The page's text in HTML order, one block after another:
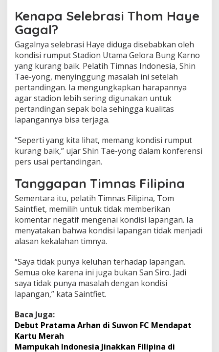
Kenapa Selebrasi Thom Haye
Gagal?
Gagalnya selebrasi Haye diduga disebabkan oleh
kondisi rumput Stadion Utama Gelora Bung Karno
yang kurang baik. Pelatih Timnas Indonesia, Shin
Tae-yong, menyinggung masalah ini setelah
pertandingan. Ia mengungkapkan harapannya
agar stadion lebih sering digunakan untuk
pertandingan sepak bola sehingga kualitas
lapangannya bisa terjaga.
“Seperti yang kita lihat, memang kondisi rumput
kurang baik,” ujar Shin Tae-yong dalam konferensi
pers usai pertandingan.
Tanggapan Timnas Filipina
Sementara itu, pelatih Timnas Filipina, Tom
Saintfiet, memilih untuk tidak memberikan
komentar negatif mengenai kondisi lapangan. Ia
menyatakan bahwa kondisi lapangan tidak menjadi
alasan kekalahan timnya.
“Saya tidak punya keluhan terhadap lapangan.
Semua oke karena ini juga bukan San Siro. Jadi
saya tidak punya masalah dengan kondisi
lapangan,” kata Saintfiet.
Baca Juga:
Debut Pratama Arhan di Suwon FC Mendapat
Kartu Merah
Mampukah Indonesia Jinakkan Filipina di